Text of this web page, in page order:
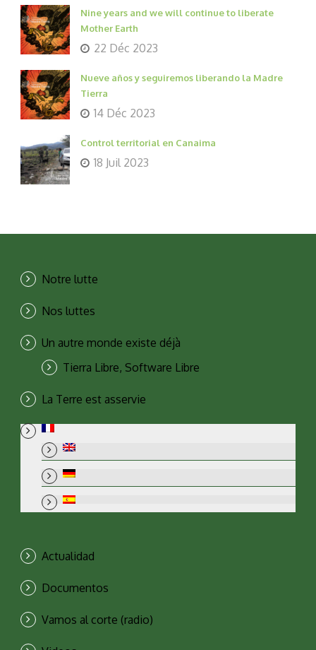
Nine years and we will continue to liberate
Mother Earth
22 Déc 2023
Nueve años y seguiremos liberando la Madre
Tierra
14 Déc 2023
Control territorial en Canaima
18 Juil 2023
Notre lutte
Nos luttes
Un autre monde existe déjà
Tierra Libre, Software Libre
La Terre est asservie
Actualidad
Documentos
Vamos al corte (radio)